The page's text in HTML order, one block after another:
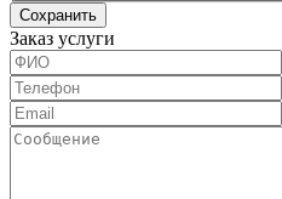
Сохранить
Заказ услуги